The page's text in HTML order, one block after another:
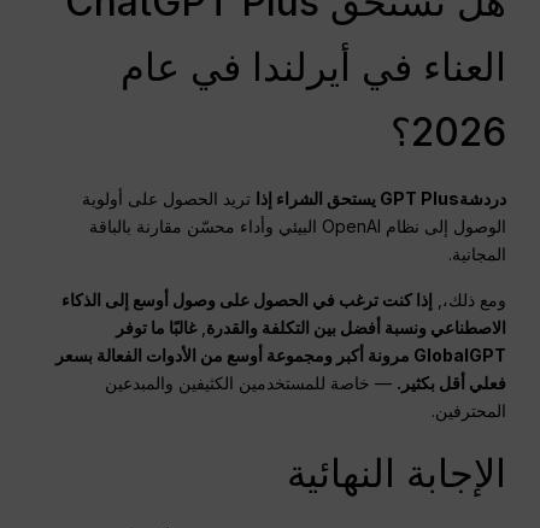
العناء في أيرلندا في عام
2026؟
دردشةGPTPlus يستحق الشراء إذا
تريد الحصول على أولوية
الوصول إلى نظام OpenAI البيئي وأداء محسّن مقارنة بالباقة
المجانية.
ومع ذلك،, إذا كنت ترغب في الحصول على وصول أوسع إلى الذكاء
الاصطناعي ونسبة أفضل بين التكلفة والقدرة ,غالبًا ما توفر
GlobalGPT مرونة أكبر ومجموعة أوسع من الأدوات الفعالة بسعر
فعلي أقل بكثير. — خاصة للمستخدمين الكثيفين والمبدعين
المحترفين.
الإجابة النهائية